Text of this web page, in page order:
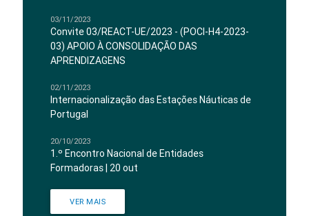
03/11/2023
Convite 03/REACT-UE/2023 - (POCI-H4-2023-
03) APOIO À CONSOLIDAÇÃO DAS
APRENDIZAGENS
02/11/2023
Internacionalização das Estações Náuticas de
Portugal
20/10/2023
1.º Encontro Nacional de Entidades
Formadoras | 20 out
VER MAIS